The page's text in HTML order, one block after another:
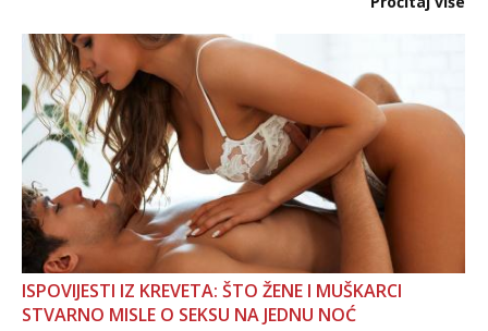
informacija, jer nepoznata osoba još nije zaslužila to
povjerenje. Takođe...
ISPOVIJESTI IZ KREVETA: ŠTO ŽENE I MUŠKARCI
STVARNO MISLE O SEKSU NA JEDNU NOĆ